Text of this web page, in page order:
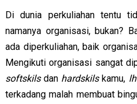
Di dunia perkuliahan tentu
namanya organisasi, bukan?
ada diperkuliahan, baik
Mengikuti organisasi sangat
softskilsdan hardskilskamu,
terkadang malah membuat